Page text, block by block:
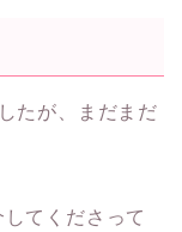
たが、まだまだ
てくださって